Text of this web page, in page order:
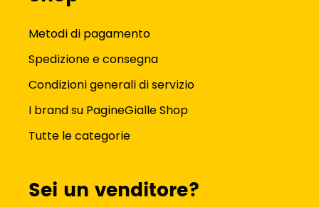
Metodi di pagamento
Spedizione e consegna
Condizioni generali di servizio
I brand su PagineGialle Shop
Tutte le categorie
Sei un venditore?